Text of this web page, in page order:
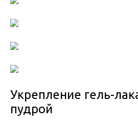
Укрепление гель-
пудрой